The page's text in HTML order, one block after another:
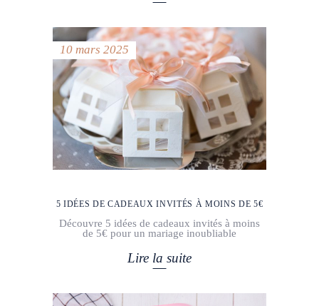
10 mars 2025
5 IDÉES DE CADEAUX INVITÉS À MOINS DE 5€
Découvre 5 idées de cadeaux invités à moins
de 5€ pour un mariage inoubliable
Lire la suite